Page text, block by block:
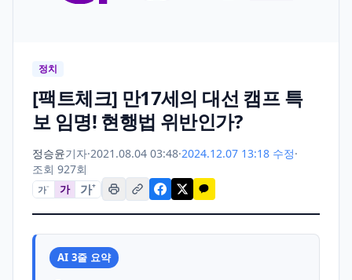
정치
[팩트체크] 만17세의 대선 캠프 특
보 임명! 현행법 위반인가?
정승윤기자·2021.08.04 03:48·2024.12.07 13:18 수정·
조회 927회
가− 가 가+
AI 3줄 요약